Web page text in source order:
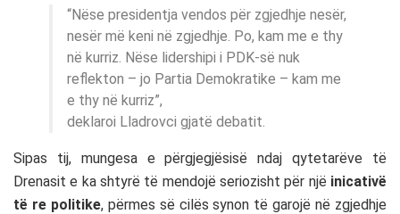
“Nëse presidentja vendos për zgjedhje nesër,
nesër më keni në zgjedhje. Po, kam me e thy
në kurriz. Nëse lidershipi i PDK-së nuk
reflekton – jo Partia Demokratike – kam me
e thy në kurriz”,
deklaroi Lladrovci gjatë debatit.
Sipas tij, mungesa e përgjegjësisë ndaj qytetarëve të
Drenasit e ka shtyrë të mendojë seriozisht për një inicativë
të re politike, përmes së cilës synon të garojë në zgjedhje